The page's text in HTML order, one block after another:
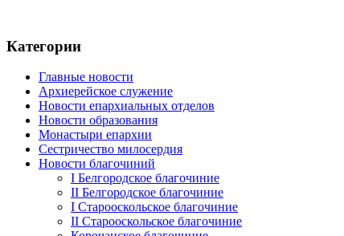
Категории
Главные новости
Архиерейское служение
Новости епархиальных отделов
Новости образования
Монастыри епархии
Сестричество милосердия
Новости благочиний
I Белгородское благочиние
II Белгородское благочиние
I Старооскольское благочиние
II Старооскольское благочиние